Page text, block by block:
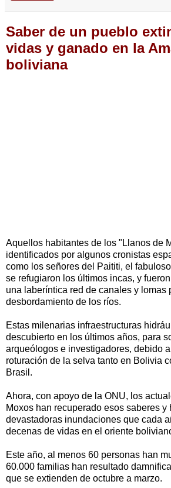
Saber de un pueblo
vidas y ganado en la
boliviana
Aquellos habitantes de los "Llanos de
identificados por algunos cronistas
como los señores del Paititi, el
se refugiaron los últimos incas, y
una laberíntica red de canales y lomas
desbordamiento de los ríos.
Estas milenarias infraestructuras
descubierto en los últimos años, para
arqueólogos e investigadores, debido
roturación de la selva tanto en Bolivia
Brasil.
Ahora, con apoyo de la ONU, los
Moxos han recuperado esos saberes y
devastadoras inundaciones que cada
decenas de vidas en el oriente
Este año, al menos 60 personas han
60.000 familias han resultado
que se extienden de octubre a marzo.